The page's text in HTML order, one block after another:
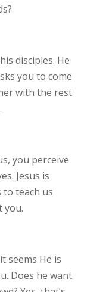
disciples. He
you to come
with the rest
you perceive
Jesus is
teach us
you.
seems He is
Does he want